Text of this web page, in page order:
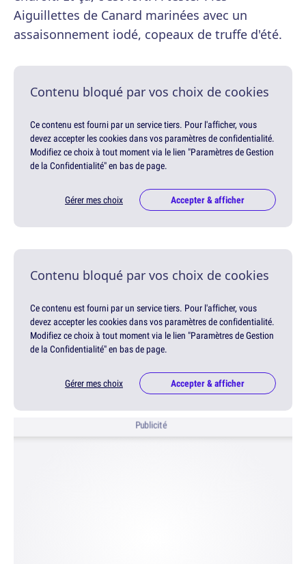
Aiguillettes de Canard marinées avec un
assaisonnement iodé, copeaux de truffe d'été.
Contenu bloqué par vos choix de cookies
Ce contenu est fourni par un service tiers. Pour l'afficher, vous
devez accepter les cookies dans vos paramètres de confidentialité.
Modifiez ce choix à tout moment via le lien "Paramètres de Gestion
de la Confidentialité" en bas de page.
Gérer mes choix Accepter & afficher
Contenu bloqué par vos choix de cookies
Ce contenu est fourni par un service tiers. Pour l'afficher, vous
devez accepter les cookies dans vos paramètres de confidentialité.
Modifiez ce choix à tout moment via le lien "Paramètres de Gestion
de la Confidentialité" en bas de page.
Gérer mes choix Accepter & afficher
Publicité